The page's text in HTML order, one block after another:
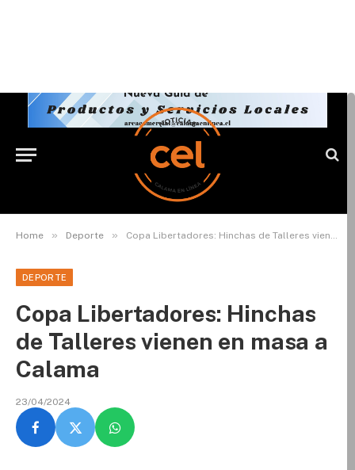
Home » Deporte » Copa Libertadores: Hinchas de Talleres vienen en masa a Calama
DEPORTE
Copa Libertadores: Hinchas
de Talleres vienen en masa a
Calama
23/04/2024